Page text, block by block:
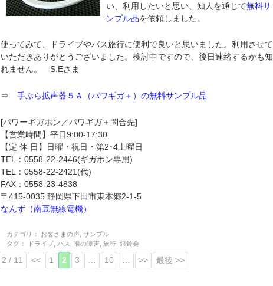
い、利用したいと思い、知人を通じて無料サ
ンプル品を依頼しました。
使ってみて、ドライブやバス旅行に便利で良いと思いました。利用させて
いただきありがとうございました。検討中ですので、後日連絡するかも知
れません。 S.Eさま
⇒手ぶら拡声器５Ａ（パワギガ＋）の無料サンプル品
[パワーギガホン／パワギガ＋問合先]
【営業時間】平日9:00-17:30
【定 休 日】日曜・祝日・第2･4土曜日
TEL：0558-22-2446(ギガホン専用)
TEL：0558-22-2421(代)
FAX：0558-23-4838
〒415-0035 静岡県下田市東本郷2-1-5
なんず（南豆無線電機）
カテゴリ： お客さまの声 サンプル
タグ：
ドライブ バス ,喉の障害 ,旅行 ,銀鈴会
2 / 11 << 1 2 3 10 >> 最後 >>